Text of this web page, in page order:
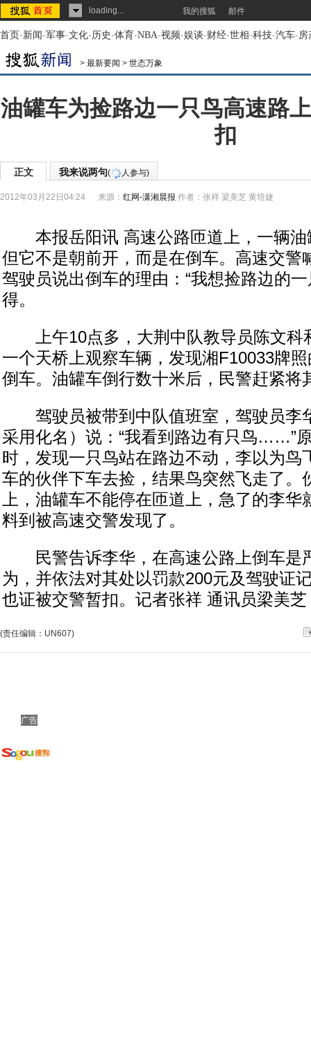
loading... 我的搜狐 邮件
首页-新闻-军事-文化-历史-体育-NBA-视频-娱谈-财经-世相-科技-汽车-房
> 最新要闻 > 世态万象
油罐车为捡路边一只鸟高速路
扣
正文 我来说两句( 人参与)
2012年03月22日04:24 来源： 红网-潇湘晨报 作者：张祥 梁美芝 黄培婕
本报岳阳讯 高速公路匝道上，一辆油
但它不是朝前开，而是在倒车。高速交警
驾驶员说出倒车的理由：“我想捡路边的
得。
上午10点多，大荆中队教导员陈文科
一个天桥上观察车辆，发现湘F10033牌
倒车。油罐车倒行数十米后，民警赶紧将
驾驶员被带到中队值班室，驾驶员李
采用化名）说：“我看到路边有只鸟……”
时，发现一只鸟站在路边不动，李以为鸟
车的伙伴下车去捡，结果鸟突然飞走了。
上，油罐车不能停在匝道上，急了的李华
料到被高速交警发现了。
民警告诉李华，在高速公路上倒车是
为，并依法对其处以罚款200元及驾驶证
也证被交警暂扣。记者张祥 通讯员梁美
(责任编辑：UN607)
广告